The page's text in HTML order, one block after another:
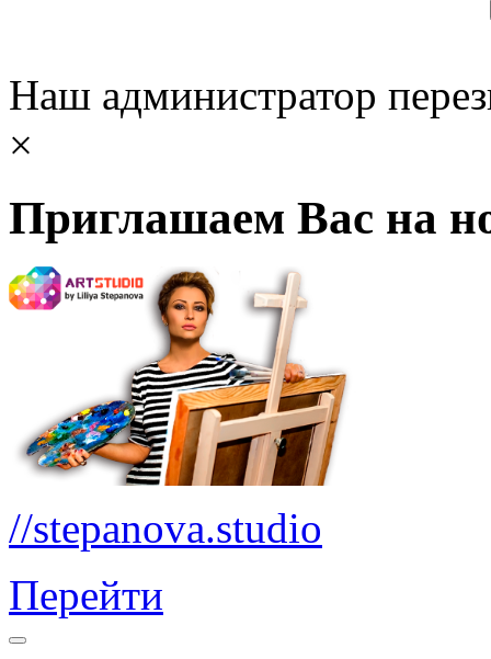
Наш администратор
×
Приглашаем Вас на
//stepanova.studio
Перейти